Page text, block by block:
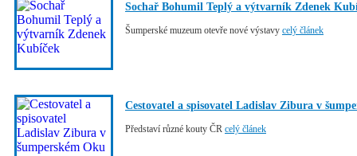
Sochař Bohumil Teplý a výtvarník Zdenek
Šumperské muzeum otevře nové výstavy celý článek
Cestovatel a spisovatel Ladislav Zibura v
Představí různé kouty ČR celý článek